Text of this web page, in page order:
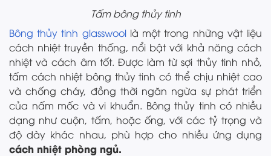
Tấm bông thủy tinh
Bông thủy tinh glasswoollà một trong những vật liệu
cách nhiệt truyền thống, nổi bật với khả năng cách
nhiệt và cách âm tốt. Được làm từ sợi thủy tinh nhỏ,
tấm cách nhiệt bông thủy tinh có thể chịu nhiệt cao
và chống cháy, đồng thời ngăn ngừa sự phát triển
của nấm mốc và vi khuẩn. Bông thủy tinh có nhiều
dạng như cuộn, tấm, hoặc ống, với các tỷ trọng và
độ dày khác nhau, phù hợp cho nhiều ứng dụng
cách nhiệt phòng ngủ.